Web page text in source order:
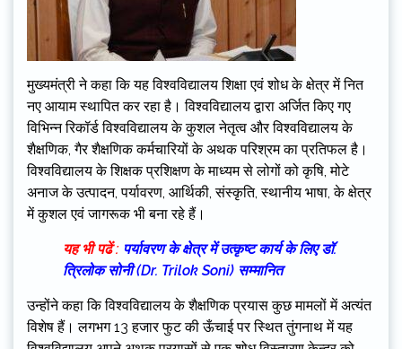
मुख्यमंत्री ने कहा कि यह विश्वविद्यालय शिक्षा एवं शोध के क्षेत्र में नित
नए आयाम स्थापित कर रहा है। विश्वविद्यालय द्वारा अर्जित किए गए
विभिन्न रिकॉर्ड विश्वविद्यालय के कुशल नेतृत्व और विश्वविद्यालय के
शैक्षणिक, गैर शैक्षणिक कर्मचारियों के अथक परिश्रम का प्रतिफल है।
विश्वविद्यालय के शिक्षक प्रशिक्षण के माध्यम से लोगों को कृषि, मोटे
अनाज के उत्पादन, पर्यावरण, आर्थिकी, संस्कृति, स्थानीय भाषा, के क्षेत्र
में कुशल एवं जागरूक भी बना रहे हैं।
यह भी पढें : पर्यावरण के क्षेत्र में उत्कृष्ट कार्य के लिए डॉ.
त्रिलोक सोनी (Dr. Trilok Soni) सम्मानित
उन्होंने कहा कि विश्वविद्यालय के शैक्षणिक प्रयास कुछ मामलों में अत्यंत
विशेष हैं। लगभग 13 हजार फुट की ऊँचाई पर स्थित तुंगनाथ में यह